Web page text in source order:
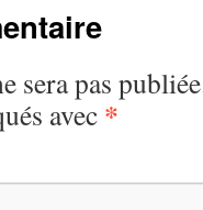
sera pas
avec *